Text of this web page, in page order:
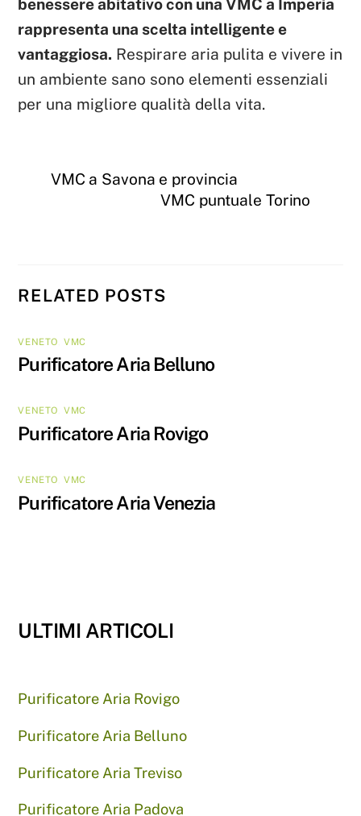
benessere abitativo con una VMC a Imperia
rappresenta una scelta intelligente e
vantaggiosa. Respirare aria pulita e vivere in
un ambiente sano sono elementi essenziali
per una migliore qualità della vita.
VMC a Savona e provincia
VMC puntuale Torino
RELATED POSTS
VENETO ,VMC
Purificatore Aria Belluno
VENETO ,VMC
Purificatore Aria Rovigo
VENETO ,VMC
Purificatore Aria Venezia
ULTIMI ARTICOLI
Purificatore Aria Rovigo
Purificatore Aria Belluno
Purificatore Aria Treviso
Purificatore Aria Padova